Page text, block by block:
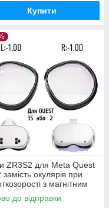
Купити
ZR3S2 для Meta Quest
замість окулярів при
з магнітним
Anti Blue —
до відправки